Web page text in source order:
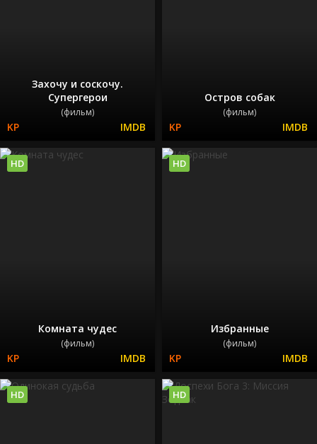
Захочу и соскочу.
Супергерои
(фильм)
Остров собак
(фильм)
Комната чудес
(фильм)
HD
Избранные
(фильм)
HD
HD HD